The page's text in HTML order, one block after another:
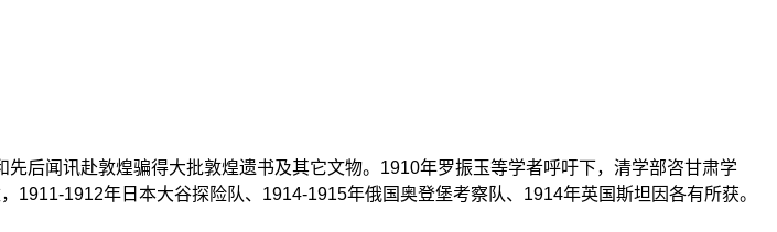
后闻讯赴敦煌骗得大批敦煌遗书及其它文物。1910年罗振玉等学者呼吁下，清学部咨甘肃学
1912年日本大谷探险队、1914-1915年俄国奥登堡考察队、1914年英国斯坦因各有所获。